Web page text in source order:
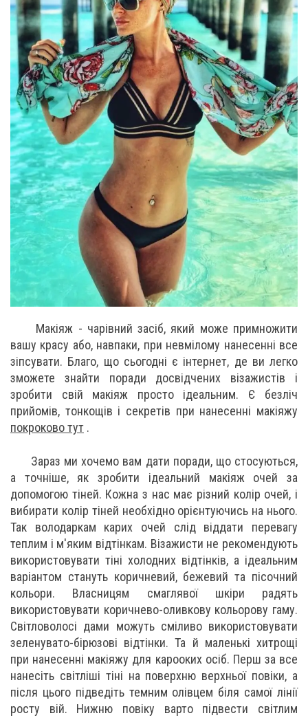
Макіяж - чарівний засіб, який може примножити
вашу красу або, навпаки, при невмілому нанесенні все
зіпсувати. Благо, що сьогодні є інтернет, де ви легко
зможете знайти поради досвідчених візажистів і
зробити свій макіяж просто ідеальним. Є безліч
прийомів, тонкощів і секретів при нанесенні макіяжу
покроково тут .
Зараз ми хочемо вам дати поради, що стосуються,
а точніше, як зробити ідеальний макіяж очей за
допомогою тіней. Кожна з нас має різний колір очей, і
вибирати колір тіней необхідно орієнтуючись на нього.
Так володаркам карих очей слід віддати перевагу
теплим і м'яким відтінкам. Візажисти не рекомендують
використовувати тіні холодних відтінків, а ідеальним
варіантом стануть коричневий, бежевий та пісочний
кольори. Власницям смаглявої шкіри радять
використовувати коричнево-оливкову кольорову гаму.
Світловолосі дами можуть сміливо використовувати
зеленувато-бірюзові відтінки. Та й маленькі хитрощі
при нанесенні макіяжу для карооких осіб. Перш за все
нанесіть світліші тіні на поверхню верхньої повіки, а
після цього підведіть темним олівцем біля самої лінії
росту вій. Нижню повіку варто підвести світлим